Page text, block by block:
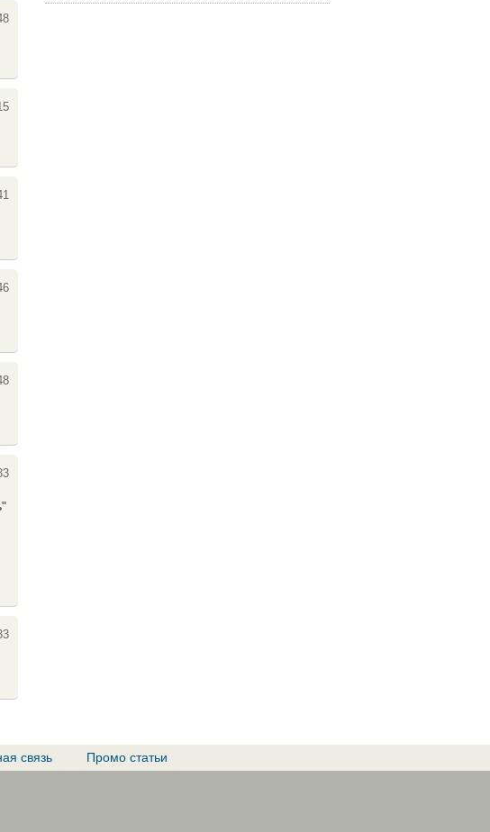
связь Промо статьи